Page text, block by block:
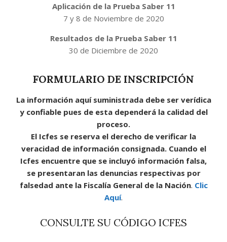
Aplicación de la Prueba Saber 11
7 y 8 de Noviembre de 2020
Resultados de la Prueba Saber 11
30 de Diciembre de 2020
FORMULARIO DE INSCRIPCIÓN
La información aquí suministrada debe ser verídica
y confiable pues de esta dependerá la calidad del
proceso.
El Icfes se reserva el derecho de verificar la
veracidad de información consignada. Cuando el
Icfes encuentre que se incluyó información falsa,
se presentaran las denuncias respectivas por
falsedad ante la Fiscalía General de la Nación. Clic
Aquí.
CONSULTE SU CÓDIGO ICFES